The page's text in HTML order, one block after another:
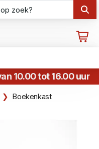
10.00 tot 16.00 uur
Boekenkast